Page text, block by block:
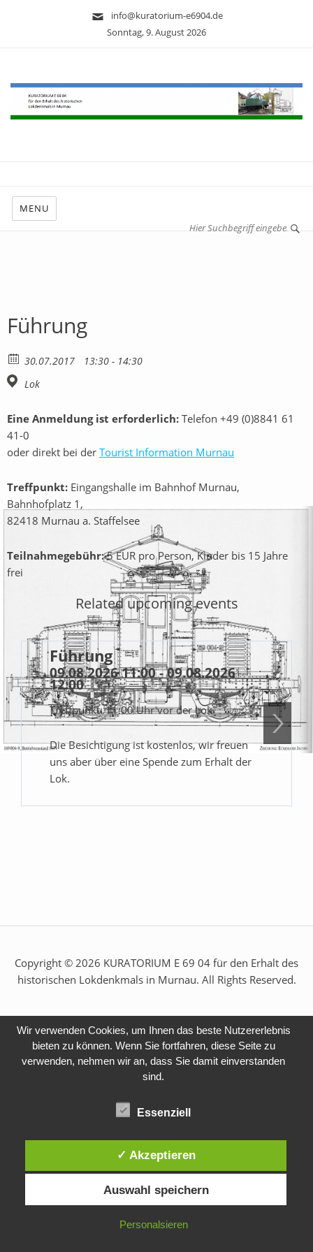
info@kuratorium-e6904.de
Sonntag, 9. August 2026
MENU
Führung
30.07.2017
13:30 - 14:30
Lok
Eine Anmeldung ist erforderlich: Telefon +49 (0)8841 61
41-0
oder direkt bei der Tourist Information Murnau
Treffpunkt: Eingangshalle im Bahnhof Murnau,
Bahnhofplatz 1,
82418 Murnau a. Staffelsee
Teilnahmegebühr:5 EUR pro Person, Kinder bis 15 Jahre
frei
Related upcoming events
Führung
09.08.2026 11:00 - 09.08.2026
12:00
Treffpunkt: 11:00 Uhr vor der Lok
Die Besichtigung ist kostenlos, wir freuen
uns aber über eine Spende zum Erhalt der
Lok.
Copyright © 2026 KURATORIUM E 69 04 für den Erhalt des
historischen Lokdenkmals in Murnau. All Rights Reserved.
Wir verwenden Cookies, um Ihnen das beste Nutzererlebnis
bieten zu können. Wenn Sie fortfahren, diese Seite zu
verwenden, nehmen wir an, dass Sie damit einverstanden
sind.
Essenziell
✓ Akzeptieren
Auswahl speichern
Personalsieren